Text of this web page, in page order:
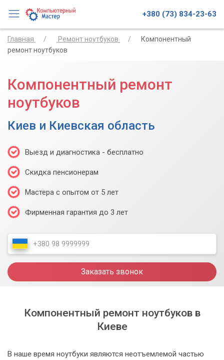
+380 (73) 834-23-63
Главная Ремонт ноутбуков
Компонентный
ремонт ноутбуков
Компонентный ремонт
ноутбуков
Киев и Киевская область
Выезд и диагностика - бесплатно
Скидка пенсионерам
Мастера с опытом от 5 лет
Фирменная гарантия до 3 лет
Заказать звонок
Компонентный ремонт ноутбуков в
Киеве
В наше время ноутбуки являются неотъемлемой частью